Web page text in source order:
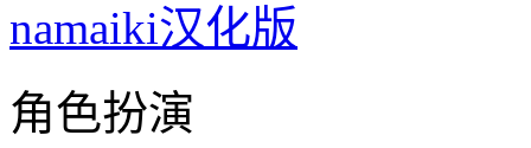
namaiki汉化版
角色扮演